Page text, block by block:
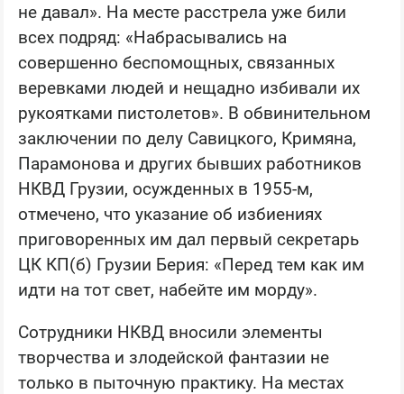
не давал». На месте расстрела уже били
всех подряд: «Набрасывались на
совершенно беспомощных, связанных
веревками людей и нещадно избивали их
рукоятками пистолетов». В обвинительном
заключении по делу Савицкого, Кримяна,
Парамонова и других бывших работников
НКВД Грузии, осужденных в 1955-м,
отмечено, что указание об избиениях
приговоренных им дал первый секретарь
ЦК КП(б) Грузии Берия: «Перед тем как им
идти на тот свет, набейте им морду».
Сотрудники НКВД вносили элементы
творчества и злодейской фантазии не
только в пыточную практику. На местах